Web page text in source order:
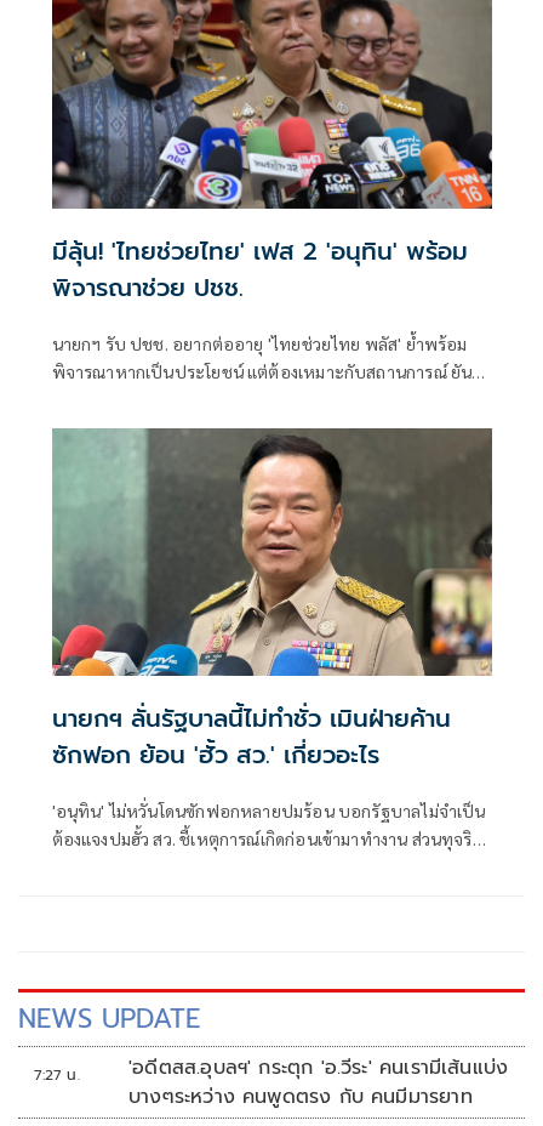
มีลุ้น! 'ไทยช่วยไทย' เฟส 2 'อนุทิน' พร้อม
พิจารณาช่วย ปชช.
นายกฯ รับ ปชช. อยากต่ออายุ 'ไทยช่วยไทย พลัส' ย้ำพร้อม
พิจารณาหากเป็นประโยชน์ แต่ต้องเหมาะกับสถานการณ์ ยัน
มันเย็น'
นายกฯ ลั่นรัฐบาลนี้ไม่ทำชั่ว เมินฝ่ายค้าน
ซักฟอก ย้อน 'ฮั้ว สว.' เกี่ยวอะไร
'อนุทิน' ไม่หวั่นโดนซักฟอกหลายปมร้อน บอกรัฐบาลไม่จำเป็น
ต้องแจงปมฮั้ว สว. ชี้เหตุการณ์เกิดก่อนเข้ามาทำงาน ส่วนทุจริต
NEWS UPDATE
7:27 น.
'อดีตสส.อุบลฯ' กระตุก 'อ.วีระ' คนเรามีเส้นแบ่ง
บางๆระหว่าง คนพูดตรง กับ คนมีมารยาท